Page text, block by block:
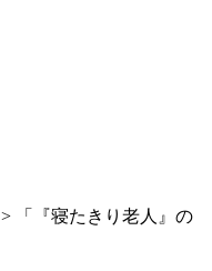
> 「『寝たきり老人』の